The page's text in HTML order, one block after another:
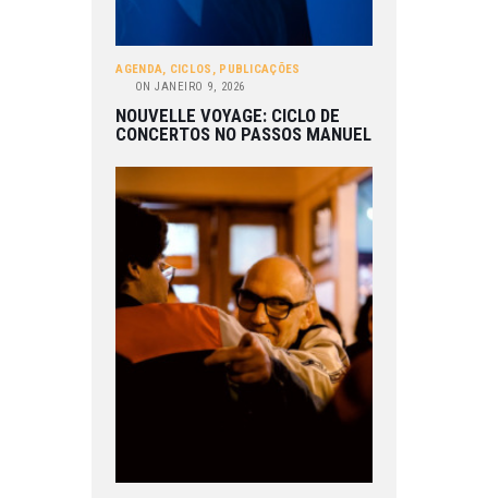
AGENDA, CICLOS , PUBLICAÇÕES
ON JANEIRO 9, 2026
NOUVELLE VOYAGE: CICLO DE
CONCERTOS NO PASSOS MANUEL